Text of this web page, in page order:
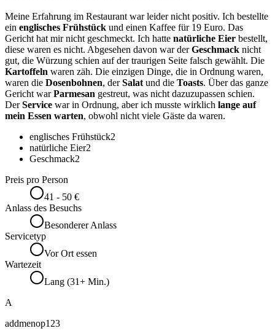
Meine Erfahrung im Restaurant war leider nicht positiv. Ich bestellte
ein englisches Frühstück und einen Kaffee für 19 Euro. Das
Gericht hat mir nicht geschmeckt. Ich hatte natürliche Eier bestellt,
diese waren es nicht. Abgesehen davon war derGeschmack nicht
gut, die Würzung schien auf der traurigen Seite falsch gewählt. Die
Kartoffeln waren zäh. Die einzigen Dinge, die in Ordnung waren,
waren die Dosenbohnen, derSalat und die Toasts. Über das ganze
Gericht warParmesan gestreut, was nicht dazuzupassen schien.
DerService war in Ordnung, aber ich musste wirklich lange auf
mein Essen warten, obwohl nicht viele Gäste da waren.
englisches Frühstück2
natürliche Eier2
Geschmack2
Preis pro Person
41 - 50 €
Anlass des Besuchs
Besonderer Anlass
Servicetyp
Vor Ort essen
Wartezeit
Lang (31+ Min.)
A
addmenop123